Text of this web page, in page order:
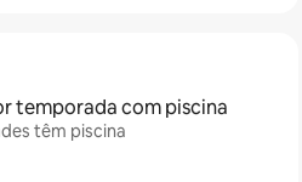
temporada com piscina
têm piscina